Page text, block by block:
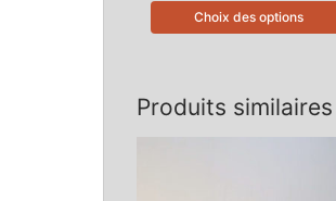
Choix des options
Produits similaires